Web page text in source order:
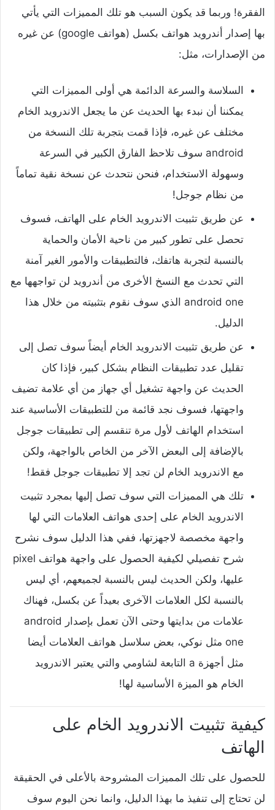
الفقرة! وربما قد يكون السبب هو تلك المميزات التي يأتي
بها إصدار أندرويد هواتف بكسل (هواتف google) عن غيره
من الإصدارات، مثل:
‌السلاسة والسرعة الدائمة هي أولى المميزات التي
يمكننا أن نبدء بها الحديث عن ما يجعل الاندرويد الخام
مختلف عن غيره، فإذا قمت بتجربة تلك النسخة من
android سوف تلاحظ الفارق الكبير في السرعة
وسهولة الاستخدام، فنحن نتحدث عن نسخة نقية تماماً
من نظام جوجل!
‌عن طريق تثبيت الاندرويد الخام على الهاتف، فسوف
تحصل على تطور كبير من ناحية الأمان والحماية
بالنسبة لتجربة هاتفك، فالتطبيقات والأمور الغير آمنة
التي تحدث مع النسخ الأخرى من أندرويد لن تواجهها مع
android one الذي سوف نقوم بتثبيته من خلال هذا
الدليل.‌
عن طريق تثبيت الاندرويد الخام أيضاً سوف تصل إلى
تقليل عدد تطبيقات النظام بشكل كبير، فإذا كان
الحديث عن واجهة تشغيل أي جهاز من أي علامة تضيف
واجهتها، فسوف نجد قائمة من للتطبيقات الأساسية عند
استخدام الهاتف لأول مرة تنقسم إلى تطبيقات جوجل
بالإضافة إلى البعض الآخر من الخاص بالواجهة، ولكن
مع الاندرويد الخام لن تجد إلا تطبيقات جوجل فقط!
تلك هي المميزات التي سوف تصل إليها بمجرد تثبيت
الاندرويد الخام على إحدى هواتف العلامات التي لها
واجهة مخصصة لاجهزتها، ففي هذا الدليل سوف نشرح
شرح تفصيلي لكيفية الحصول على واجهة هواتف pixel
عليها، ولكن الحديث ليس بالنسبة لجميعهم، أي ليس
بالنسبة لكل العلامات الآخرى بعيداً عن بكسل، فهناك
علامات من بدايتها وحتى الآن تعمل بإصدار android
one مثل نوكي، بعض سلاسل هواتف العلامات أيضا
مثل أجهزة a التابعة لشاومي والتي يعتبر الاندرويد
الخام هو الميزة الأساسية لها!
كيفية تثبيت الاندرويد الخام على
الهاتف
للحصول على تلك المميزات المشروحة بالأعلى في الحقيقة
لن تحتاج إلى تنفيذ ما بهذا الدليل، وانما نحن اليوم سوف